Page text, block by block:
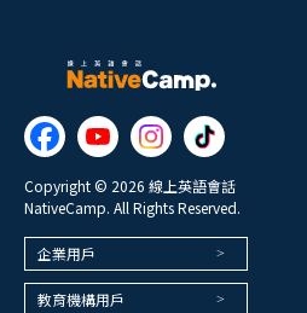
Copyright © 2026 線上英語會話
NativeCamp. All Rights Reserved.
企業用戶
教育機構用戶